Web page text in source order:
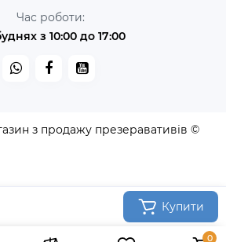
0
Купити
Час роботи:
з 10:00 до 17:00
з продажу презеравативів ©